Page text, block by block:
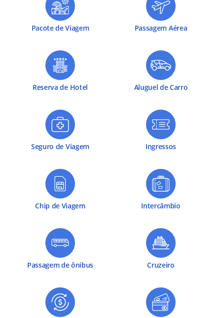
Pacote de Viagem Passagem Aérea
Reserva de Hotel Aluguel de Carro
Seguro de Viagem Ingressos
Chip de Viagem Intercâmbio
Passagem de ônibus Cruzeiro